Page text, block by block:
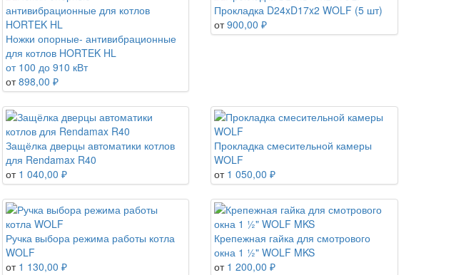
Ножки опорные- антивибрационные
для котлов HORTEK HL
от 100 до 910 кВт
от 898,00 ₽
Прокладка D24xD17x2 WOLF (5 шт)
от 900,00 ₽
Защёлка дверцы автоматики котлов
для Rendamax R40
от 1 040,00 ₽
Прокладка смесительной камеры
WOLF
от 1 050,00 ₽
Ручка выбора режима работы котла
WOLF
от 1 130,00 ₽
Крепежная гайка для смотрового
окна 1 ½" WOLF MKS
от 1 200,00 ₽